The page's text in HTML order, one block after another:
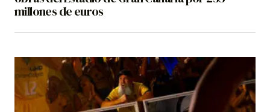
millones de euros